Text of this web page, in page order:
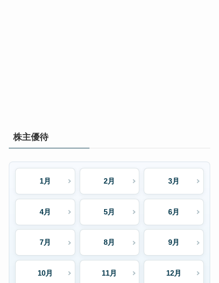
株主優待
1月 2月 3月
4月 5月 6月
7月 8月 9月
10月 11月 12月